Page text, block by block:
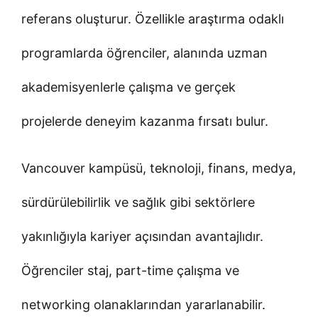
referans oluşturur. Özellikle araştırma odaklı
programlarda öğrenciler, alanında uzman
akademisyenlerle çalışma ve gerçek
projelerde deneyim kazanma fırsatı bulur.
Vancouver kampüsü, teknoloji, finans, medya,
sürdürülebilirlik ve sağlık gibi sektörlere
yakınlığıyla kariyer açısından avantajlıdır.
Öğrenciler staj, part-time çalışma ve
networking olanaklarından yararlanabilir.